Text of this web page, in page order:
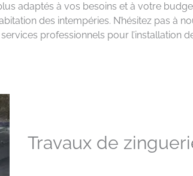
adaptés à vos besoins et à votre
des intempéries. N’hésitez pas à
professionnels pour l’installation
Travaux de